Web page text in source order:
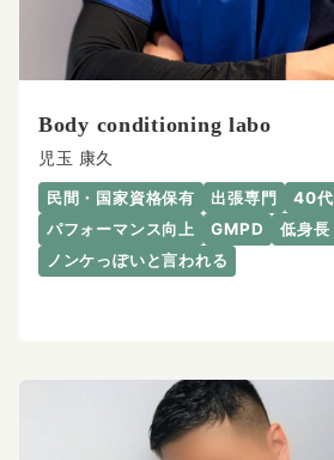
Body conditioning labo
児玉 康久
民間・国家資格保有 出張専門
40代
パフォーマンス向上
GMPD
低身長
ノンケっぽいと言われる